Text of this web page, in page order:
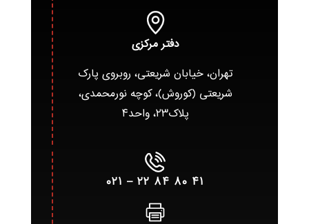
دفتر مرکزی
تهران، خیابان شریعتی، روبروی پارک
شریعتی (کوروش)، کوچه نورمحمدی،
پلاک۲۳، واحد۴
۴۱ ۸۰ ۸۴ ۲۲ – ۰۲۱